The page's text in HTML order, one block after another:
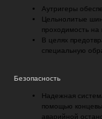
Аутригеры
Цельнолитые
проходимость на
В целях
специальную
Безопасность
Надежная
помощью
аварийной